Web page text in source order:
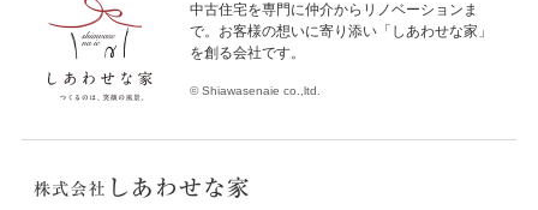
中古住宅を専門に仲介からリノベーションま
で。お客様の想いに寄り添い「しあわせな家」
を創る会社です。
© Shiawasenaie co.,ltd.